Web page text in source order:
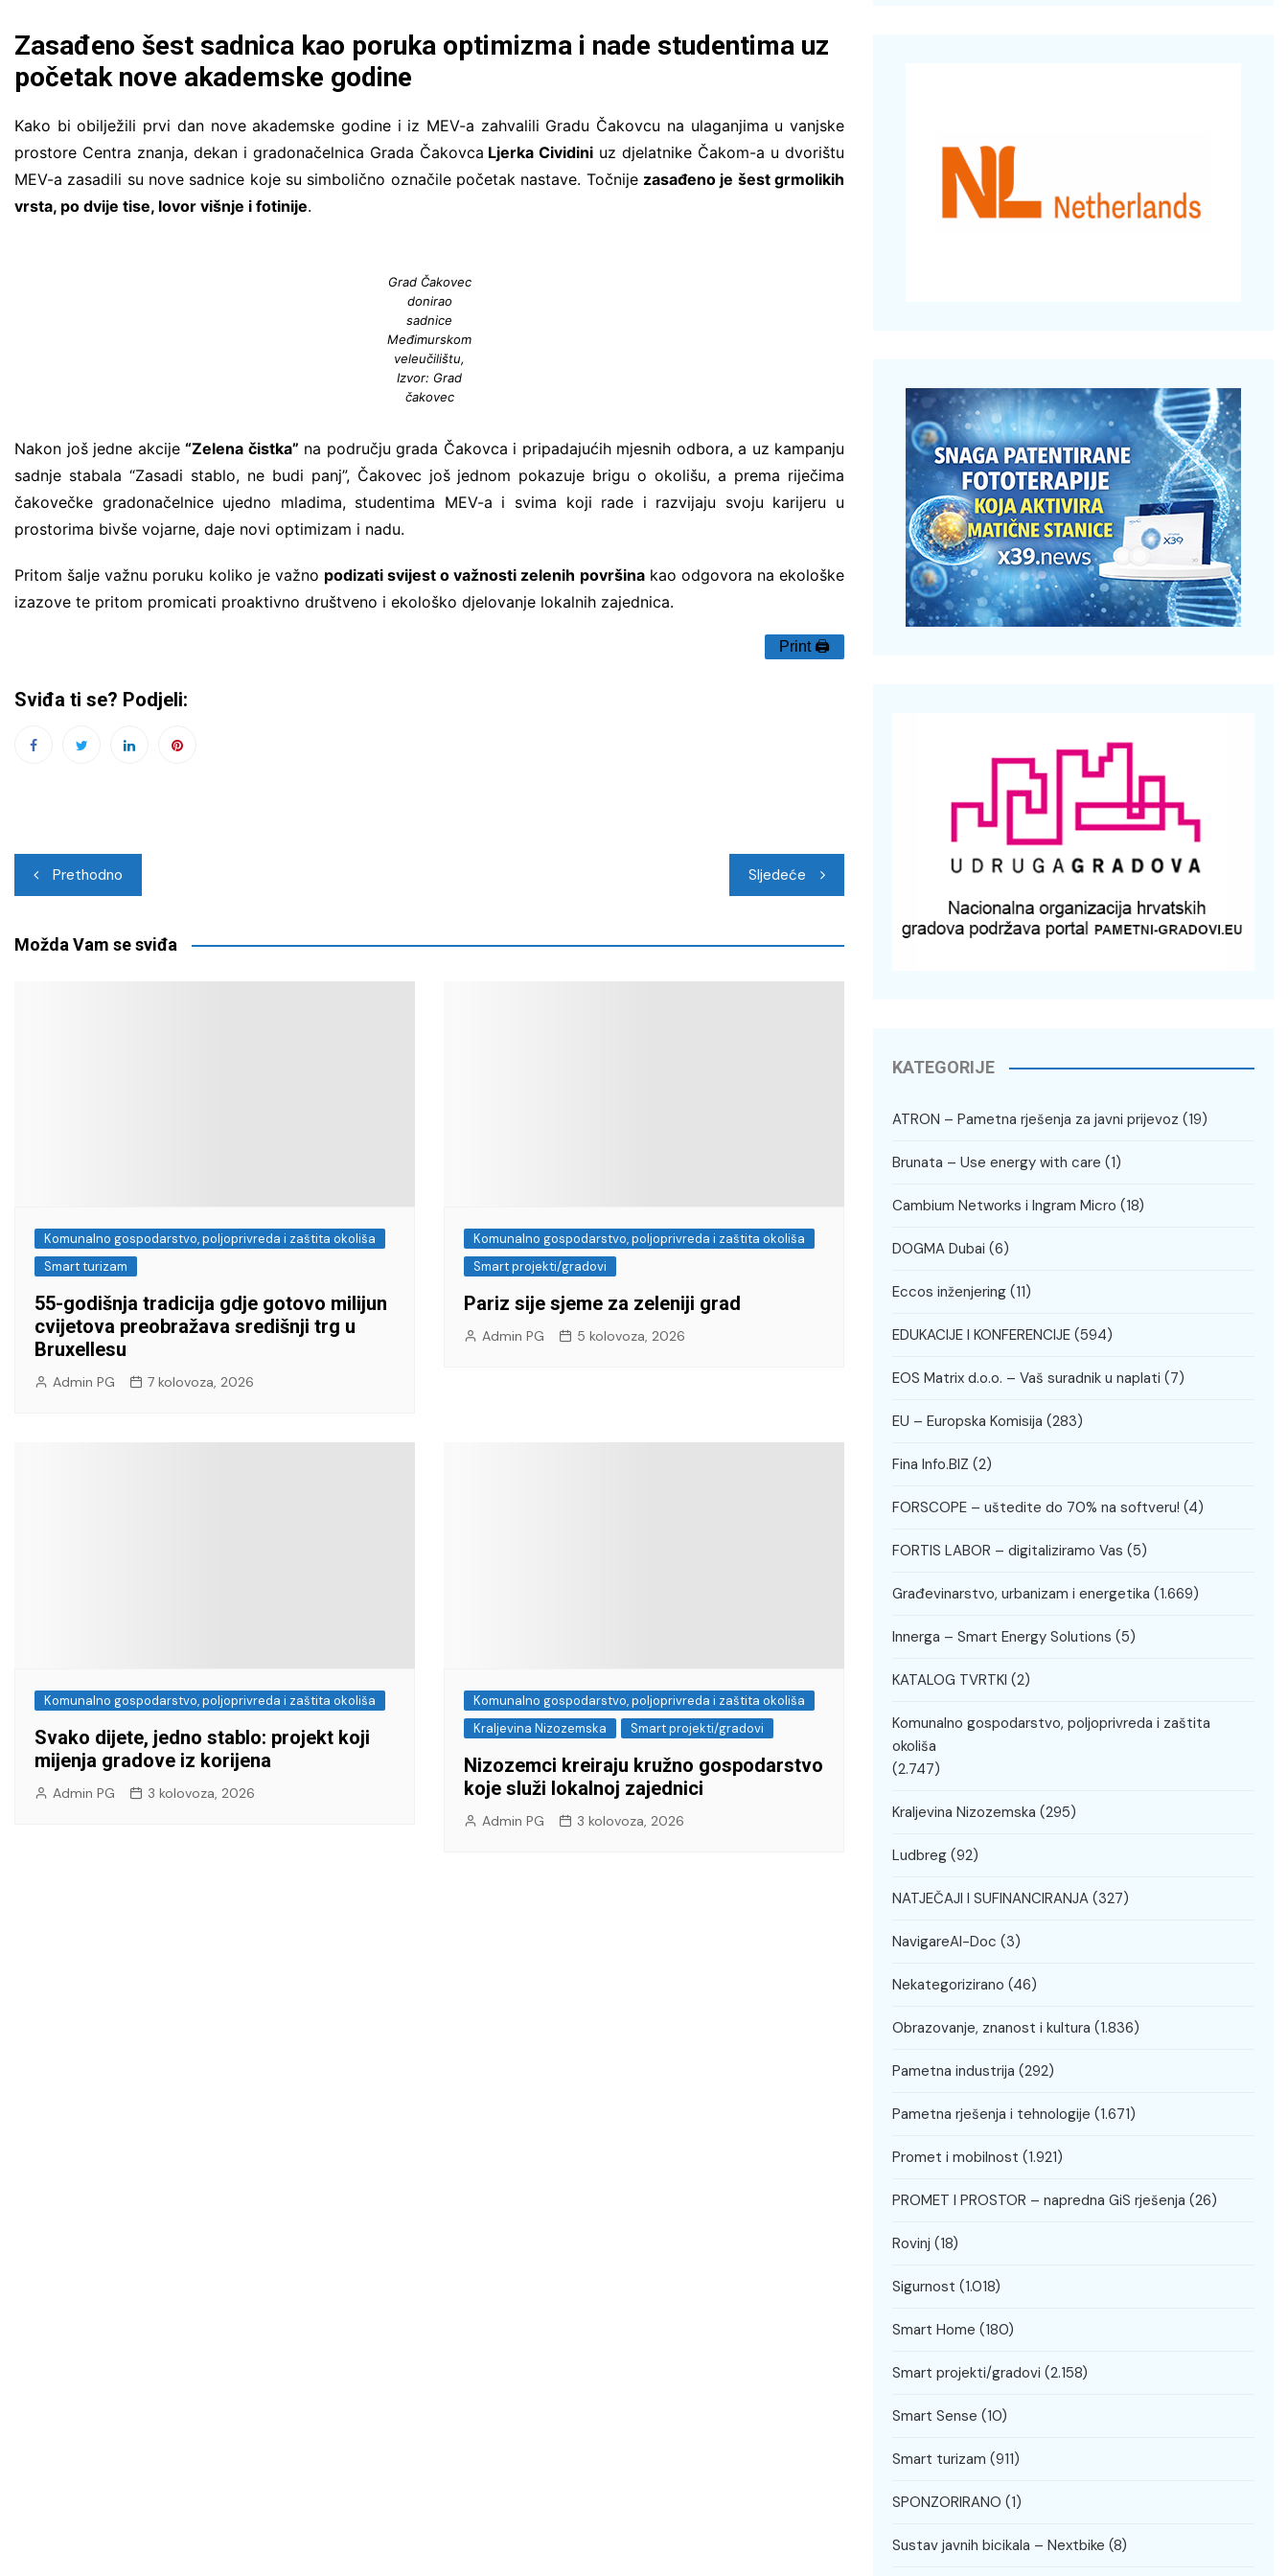
Zasađeno šest sadnica kao poruka optimizma i nade studentima uz
početak nove akademske godine
Kako bi obilježili prvi dan nove akademske godine i iz MEV-a zahvalili Gradu Čakovcu na ulaganjima u vanjske
prostore Centra znanja, dekan i gradonačelnica Grada Čakovca Ljerka Cividini uz djelatnike Čakom-a u dvorištu
MEV-a zasadili su nove sadnice koje su simbolično označile početak nastave. Točnije zasađeno je šest grmolikih
vrsta, po dvije tise, lovor višnje i fotinije.
Grad Čakovec
donirao
sadnice
Međimurskom
veleučilištu,
Izvor: Grad
čakovec
Nakon još jedne akcije “Zelena čistka” na području grada Čakovca i pripadajućih mjesnih odbora, a uz kampanju
sadnje stabala “Zasadi stablo, ne budi panj”, Čakovec još jednom pokazuje brigu o okolišu, a prema riječima
čakovečke gradonačelnice ujedno mladima, studentima MEV-a i svima koji rade i razvijaju svoju karijeru u
prostorima bivše vojarne, daje novi optimizam i nadu.
Pritom šalje važnu poruku koliko je važno podizati svijest o važnosti zelenih površinakao odgovora na ekološke
izazove te pritom promicati proaktivno društveno i ekološko djelovanje lokalnih zajednica.
Print 🖨
Sviđa ti se? Podjeli:
Navigacija
objava
Prethodno Sljedeće
Možda Vam se sviđa
Komunalno gospodarstvo, poljoprivreda i zaštita okoliša
Smart turizam
55-godišnja tradicija gdje gotovo milijun
cvijetova preobražava središnji trg u
Bruxellesu
Admin PG 7 kolovoza, 2026
Komunalno gospodarstvo, poljoprivreda i zaštita okoliša
Smart projekti/gradovi
Pariz sije sjeme za zeleniji grad
Admin PG 5 kolovoza, 2026
Komunalno gospodarstvo, poljoprivreda i zaštita okoliša
Svako dijete, jedno stablo: projekt koji
mijenja gradove iz korijena
Admin PG 3 kolovoza, 2026
Komunalno gospodarstvo, poljoprivreda i zaštita okoliša
Kraljevina Nizozemska
Smart projekti/gradovi
Nizozemci kreiraju kružno gospodarstvo
koje služi lokalnoj zajednici
Admin PG 3 kolovoza, 2026
KATEGORIJE
ATRON – Pametna rješenja za javni prijevoz (19)
Brunata – Use energy with care (1)
Cambium Networks i Ingram Micro (18)
DOGMA Dubai (6)
Eccos inženjering (11)
EDUKACIJE I KONFERENCIJE (594)
EOS Matrix d.o.o. – Vaš suradnik u naplati (7)
EU – Europska Komisija (283)
Fina Info.BIZ (2)
FORSCOPE – uštedite do 70% na softveru! (4)
FORTIS LABOR – digitaliziramo Vas (5)
Građevinarstvo, urbanizam i energetika (1.669)
Innerga – Smart Energy Solutions (5)
KATALOG TVRTKI (2)
Komunalno gospodarstvo, poljoprivreda i zaštita
okoliša
(2.747)
Kraljevina Nizozemska (295)
Ludbreg (92)
NATJEČAJI I SUFINANCIRANJA (327)
NavigareAI-Doc (3)
Nekategorizirano (46)
Obrazovanje, znanost i kultura (1.836)
Pametna industrija (292)
Pametna rješenja i tehnologije (1.671)
Promet i mobilnost (1.921)
PROMET I PROSTOR – napredna GiS rješenja (26)
Rovinj (18)
Sigurnost (1.018)
Smart Home (180)
Smart projekti/gradovi (2.158)
Smart Sense (10)
Smart turizam (911)
SPONZORIRANO (1)
Sustav javnih bicikala – Nextbike (8)